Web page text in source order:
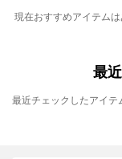
現在おすすめアイテムは
最
最近チェックしたアイテ